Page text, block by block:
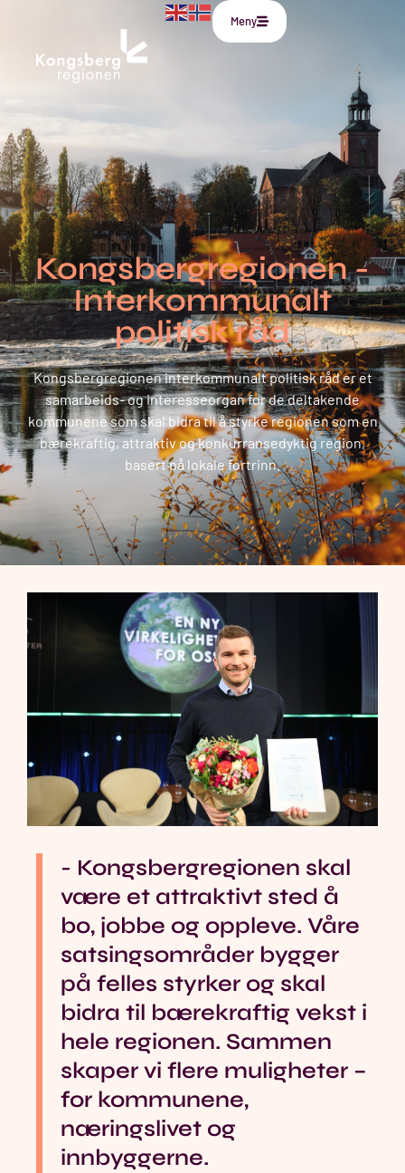
Meny
Kongsbergregionen -
Interkommunalt
politisk råd
Kongsbergregionen interkommunalt politisk råd er et
samarbeids- og interesseorgan for de deltakende
kommunene som skal bidra til å styrke regionen som en
bærekraftig, attraktiv og konkurransedyktig region,
basert på lokale fortrinn.
- Kongsbergregionen skal
være et attraktivt sted å
bo, jobbe og oppleve. Våre
satsingsområder bygger
på felles styrker og skal
bidra til bærekraftig vekst i
hele regionen. Sammen
skaper vi flere muligheter –
for kommunene,
næringslivet og
innbyggerne.